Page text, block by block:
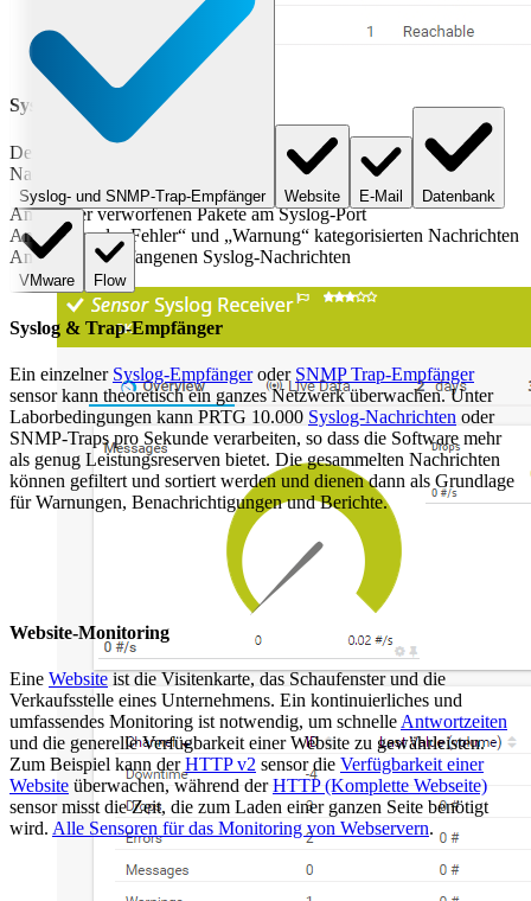
Syslog-Empfänger
Der Sensor
empfängt und analysiert Syslog-
Nachrichten. Er kann Folgendes anzeigen:
Anzahl der verworfenen Pakete am Syslog-Port
Anzahl der als „Fehler“ und „Warnung“ kategorisierten Nachrichten
Anzahl der empfangenen Syslog-Nachrichten
Syslog- und SNMP-Trap-Empfänger Website E-Mail Datenbank
VMware Flow
Syslog & Trap-Empfänger
Ein einzelner Syslog-Empfängeroder SNMP Trap-Empfänger
sensor kann theoretisch ein ganzes Netzwerk überwachen. Unter
Laborbedingungen kann PRTG 10.000 Syslog-Nachrichten oder
SNMP-Traps pro Sekunde verarbeiten, so dass die Software mehr
als genug Leistungsreserven bietet. Die gesammelten Nachrichten
können gefiltert und sortiert werden und dienen dann als Grundlage
für Warnungen, Benachrichtigungen und Berichte.
Website-Monitoring
Eine Website ist die Visitenkarte, das Schaufenster und die
Verkaufsstelle eines Unternehmens. Ein kontinuierliches und
umfassendes Monitoring ist notwendig, um schnelleAntwortzeiten
und die generelle Verfügbarkeit einer Website zu gewährleisten.
Zum Beispiel kann derHTTP v2 sensor die Verfügbarkeit einer
Website überwachen, während derHTTP (Komplette Webseite)
sensor misst die Zeit, die zum Laden einer ganzen Seite benötigt
wird. Alle Sensoren für das Monitoring von Webservern.